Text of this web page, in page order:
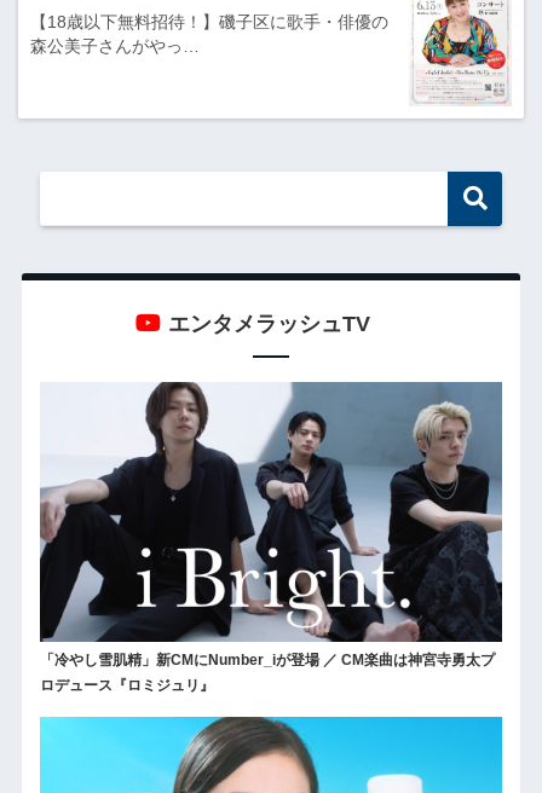
【18歳以下無料招待！】磯子区に歌手・俳優の
森公美子さんがやっ…
エンタメラッシュTV
「冷やし雪肌精」新CMにNumber_iが登場 ／ CM楽曲は神宮寺勇太プ
ロデュース『ロミジュリ』